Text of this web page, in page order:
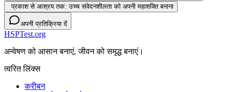
प्रकाश से आश्रय तक: उच्च संवेदनशीलता को अपनी महाशक्ति बनाना
अपनी प्रतिक्रिया दें
HSPTest.org
अन्वेषण को आसान बनाएं, जीवन को समृद्ध बनाएं।
त्वरित लिंक्स
करीबन